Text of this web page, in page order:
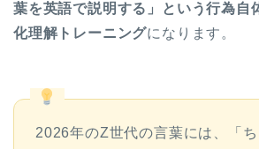
葉を英語で説明する」という行為自
化理解トレーニングになります。
2026年のZ世代の言葉には、「